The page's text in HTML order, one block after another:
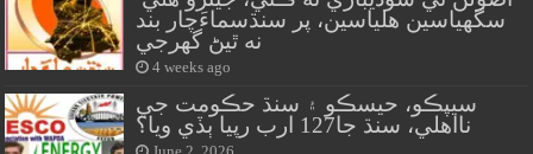
سگهياسين هلياسين، پر سنڌسماءَچار بند
نه ٿيڻ گهرجي
4 weeks ago
سيپڪو، حيسڪو ۽ سنڌ حڪومت جي
نااهلي، سنڌ جا127 ارب رپيا ٻڏي ويا؟